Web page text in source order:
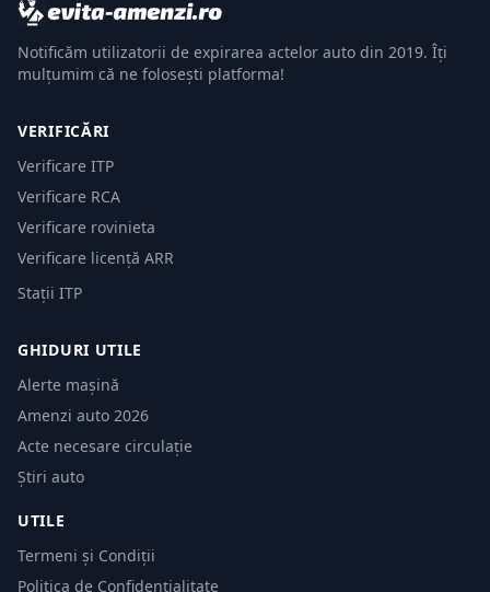
Notificăm utilizatorii de expirarea actelor auto din 2019. Îți
mulțumim că ne folosești platforma!
VERIFICĂRI
Verificare ITP
Verificare RCA
Verificare rovinieta
Verificare licență ARR
Stații ITP
GHIDURI UTILE
Alerte mașină
Amenzi auto 2026
Acte necesare circulație
Știri auto
UTILE
Termeni și Condiții
Politica de Confidențialitate